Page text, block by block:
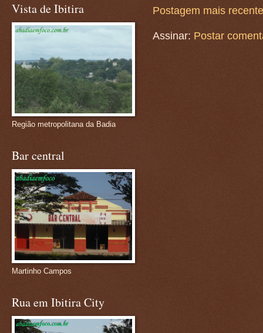
Postagem mais recente
Assinar: Postar
Vista de Ibitira
Região metropolitana da Badia
Bar central
Martinho Campos
Rua em Ibitira City